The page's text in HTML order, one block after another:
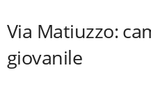
Via Matiuzzo:
giovanile